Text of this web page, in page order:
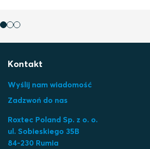
Kontakt
Wyślij nam wiadomość
Zadzwoń do nas
Roxtec Poland Sp. z o. o.
ul. Sobieskiego 35B
84-230 Rumia